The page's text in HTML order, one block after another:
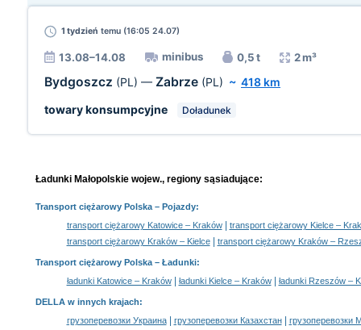
1 tydzień temu (16:05 24.07)
13.08–14.08 minibus 0,5 t 2 m³
Bydgoszcz (PL) — Zabrze (PL) ~ 418 km
towary konsumpcyjne
Doładunek
Ładunki Małopolskie wojew., regiony sąsiadujące:
Transport ciężarowy Polska– Pojazdy:
transport ciężarowy Katowice – Kraków|
transport ciężarowy Kielce –
transport ciężarowy Kraków – Kielce| transport ciężarowy Kraków –
Transport ciężarowy Polska – Ładunki:
ładunki Katowice – Kraków| ładunki Kielce – Kraków| ładunki Rzeszów –
DELLA w innych krajach:
грузоперевозки Украина| грузоперевозки Казахстан|
грузоперевозки